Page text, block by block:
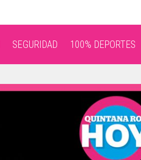
SEGURIDAD 100% DEPORTES